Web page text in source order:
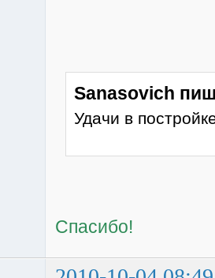
Sanasovich
Удачи в
Спасибо!